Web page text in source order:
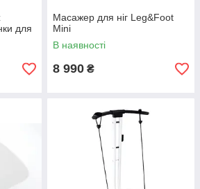
для
Масажер для ніг Leg&Foot
Mini
В наявності
8 990 ₴